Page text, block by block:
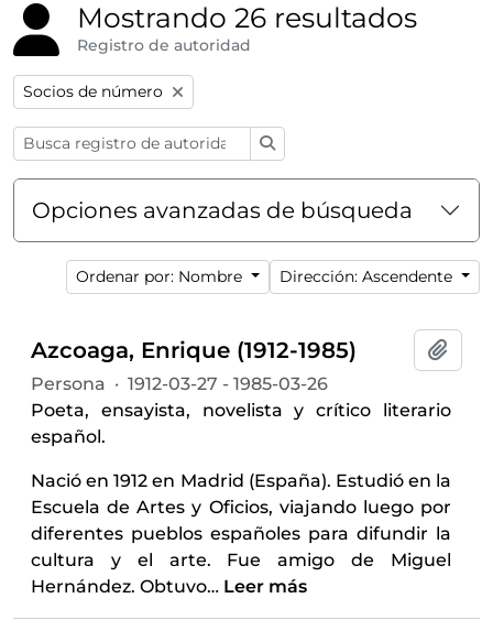
Mostrando 26 resultados
Registro de autoridad
Remove filter:
Socios de número
Opciones avanzadas de búsqueda
Ordenar por: Nombre Dirección: Ascendente
Azcoaga, Enrique (1912-1985)
Persona · 1912-03-27 - 1985-03-26
Poeta, ensayista, novelista y crítico literario
español.
Nació en 1912 en Madrid (España). Estudió en la
Escuela de Artes y Oficios, viajando luego por
diferentes pueblos españoles para difundir la
cultura y el arte. Fue amigo de Miguel
Hernández. Obtuvo… Leer más